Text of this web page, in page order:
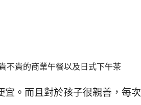
不貴的商業午餐以及日式下午茶
。而且對於孩子很親善，每次